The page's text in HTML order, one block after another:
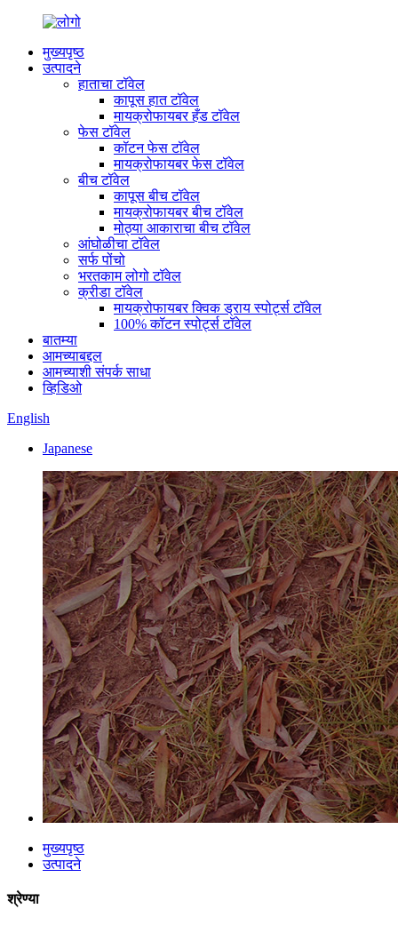
मुख्यपृष्ठ
उत्पादने
हाताचा टॉवेल
कापूस हात टॉवेल
मायक्रोफायबर हँड टॉवेल
फेस टॉवेल
कॉटन फेस टॉवेल
मायक्रोफायबर फेस टॉवेल
बीच टॉवेल
कापूस बीच टॉवेल
मायक्रोफायबर बीच टॉवेल
मोठ्या आकाराचा बीच टॉवेल
आंघोळीचा टॉवेल
सर्फ पोंचो
भरतकाम लोगो टॉवेल
क्रीडा टॉवेल
मायक्रोफायबर क्विक ड्राय स्पोर्ट्स टॉवेल
100% कॉटन स्पोर्ट्स टॉवेल
बातम्या
आमच्याबद्दल
आमच्याशी संपर्क साधा
व्हिडिओ
English
Japanese
मुख्यपृष्ठ
उत्पादने
श्रेण्या